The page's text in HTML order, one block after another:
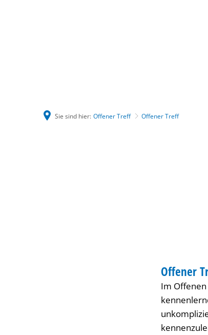
Sie sind hier: Offener Treff Offener Treff
KATEGORIE:
Offener
Im